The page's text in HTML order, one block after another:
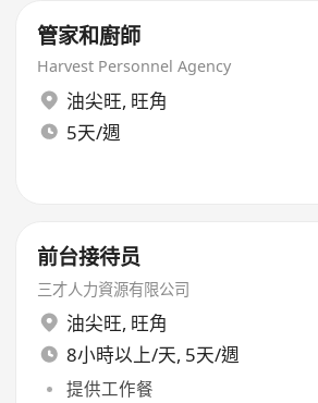
管家和廚師
Harvest Personnel Agency
油尖旺, 旺角
5天/週
前台接待员
三才人力資源有限公司
油尖旺, 旺角
8小時以上/天, 5天/週
提供工作餐